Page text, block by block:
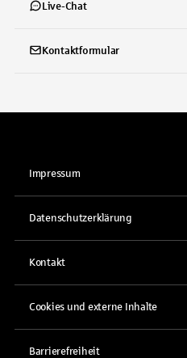
Live-Chat
Kontaktformular
Impressum
Datenschutzerklärung
Kontakt
Cookies und externe Inhalte
Barrierefreiheit